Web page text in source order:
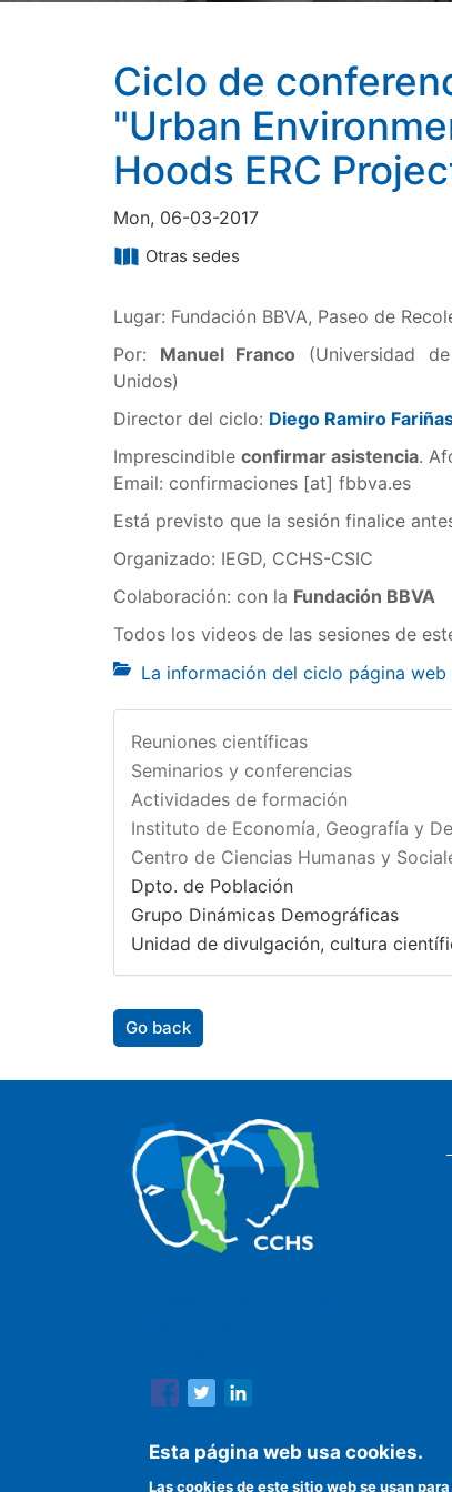
Ciclo de
"Urban
Hoods ERC
Mon, 06-03-2017
Otras sedes
Lugar: Fundación BBVA, Paseo de
Por: Manuel Franco (Universidad
Unidos)
Director del ciclo: Diego Ramiro
Imprescindible confirmar asistencia.
Email: confirmaciones [at] fbbva.es
Está previsto que la sesión finalice
Organizado: IEGD, CCHS-CSIC
Colaboración: con la Fundación BBVA
Todos los videos de las sesiones de
La información del ciclo página
Reuniones científicas
Seminarios y conferencias
Actividades de formación
Instituto de Economía, Geografía y
Centro de Ciencias Humanas y
Dpto. de Población
Grupo Dinámicas Demográficas
Unidad de divulgación, cultura
Go back
Esta página web usa cookies.
Las cookies de este sitio web se usan